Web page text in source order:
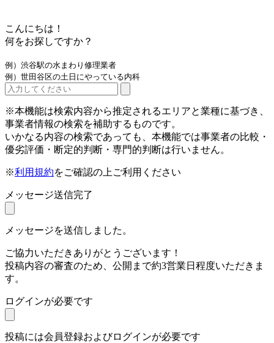
こんにちは！
何をお探しですか？
例）渋谷駅の水まわり修理業者
例）世田谷区の土日にやっている内科
※本機能は検索内容から推定されるエリアと業種に基づき、
事業者情報の検索を補助するものです。
いかなる内容の検索であっても、本機能では事業者の比較・
優劣評価・断定的判断・専門的判断は行いません。
※利用規約をご確認の上ご利用ください
メッセージ送信完了
メッセージを送信しました。
ご協力いただきありがとうございます！
投稿内容の審査のため、公開まで約3営業日程度いただきま
す。
ログインが必要です
投稿には会員登録およびログインが必要です